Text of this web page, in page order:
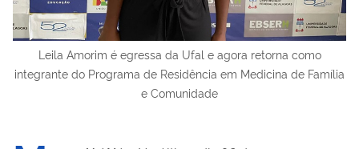
Leila Amorim é egressa da Ufal e agora retorna como
integrante do Programa de Residência em Medicina de Família
e Comunidade